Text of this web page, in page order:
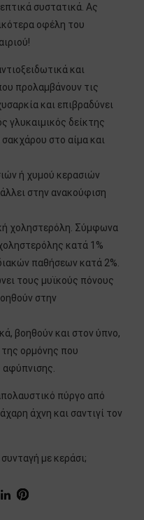
συστατικά. Ας
οφέλη του
και
προλαμβάνουν τις
και επιβραδύνει
γλυκαιμικός δείκτης
στο αίμα και
ή χυμού κερασιών
στην ανακούφιση
χοληστερόλη. Σύμφωνα
κατά 1%
παθήσεων κατά 2%.
τους μυϊκούς πόνους
στην
βοηθούν και στον ύπνο,
ορμόνης που
πύργο από
άχνη και σαντιγί τον
με κεράσι;